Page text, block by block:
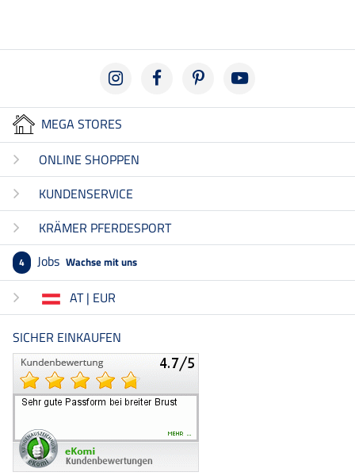
MEGA STORES
ONLINE SHOPPEN
KUNDENSERVICE
KRÄMER PFERDESPORT
4 Jobs Wachse mit uns
AT | EUR
SICHER EINKAUFEN